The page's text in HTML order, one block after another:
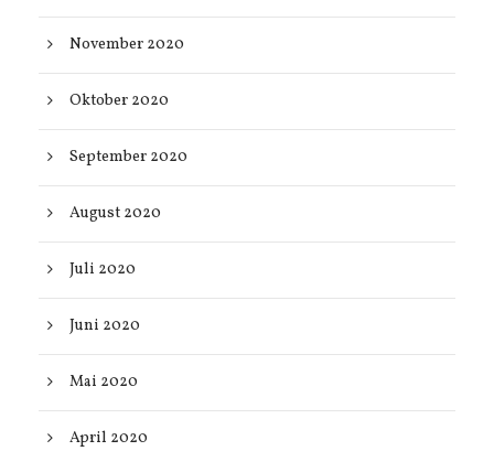
November 2020
Oktober 2020
September 2020
August 2020
Juli 2020
Juni 2020
Mai 2020
April 2020